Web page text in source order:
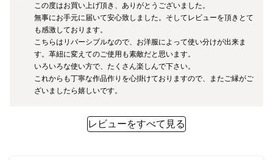
この度はお買い上げ頂き、ありがとうございました。
無事にお手元に届いて安心致しました。そしてレビューを頂きとて
も感激しております。
こちらはリバーシブルなので、お洋服によって使い分けが出来ま
す。革紐に変えてのご使用も素敵だと思います。
いろいろな使い方で、たくさん楽しんで下さい。
これからも丁寧な作品作りを心掛けておりますので、またご縁がご
ざいましたら嬉しいです。
レビューをすべて見る